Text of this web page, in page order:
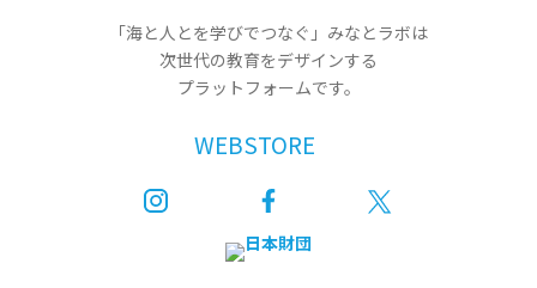
「海と人とを学びでつなぐ」みなとラボは
次世代の教育をデザインする
プラットフォームです。
WEBSTORE